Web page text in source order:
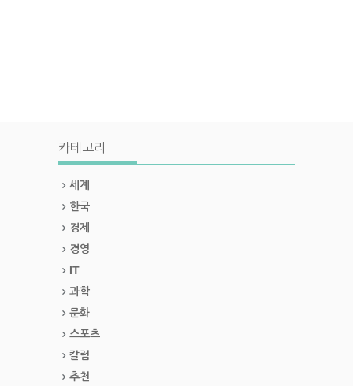
카테고리
세계
한국
경제
경영
IT
과학
문화
스포츠
칼럼
추천